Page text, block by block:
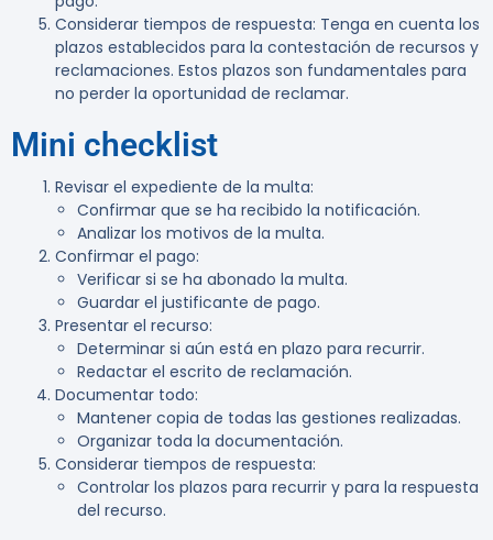
Considerar tiempos de respuesta: Tenga en cuenta los
plazos establecidos para la contestación de recursos y
reclamaciones. Estos plazos son fundamentales para
no perder la oportunidad de reclamar.
Mini checklist
Revisar el expediente de la multa:
Confirmar que se ha recibido la notificación.
Analizar los motivos de la multa.
Confirmar el pago:
Verificar si se ha abonado la multa.
Guardar el justificante de pago.
Presentar el recurso:
Determinar si aún está en plazo para recurrir.
Redactar el escrito de reclamación.
Documentar todo:
Mantener copia de todas las gestiones realizadas.
Organizar toda la documentación.
Considerar tiempos de respuesta:
Controlar los plazos para recurrir y para la respuesta
del recurso.